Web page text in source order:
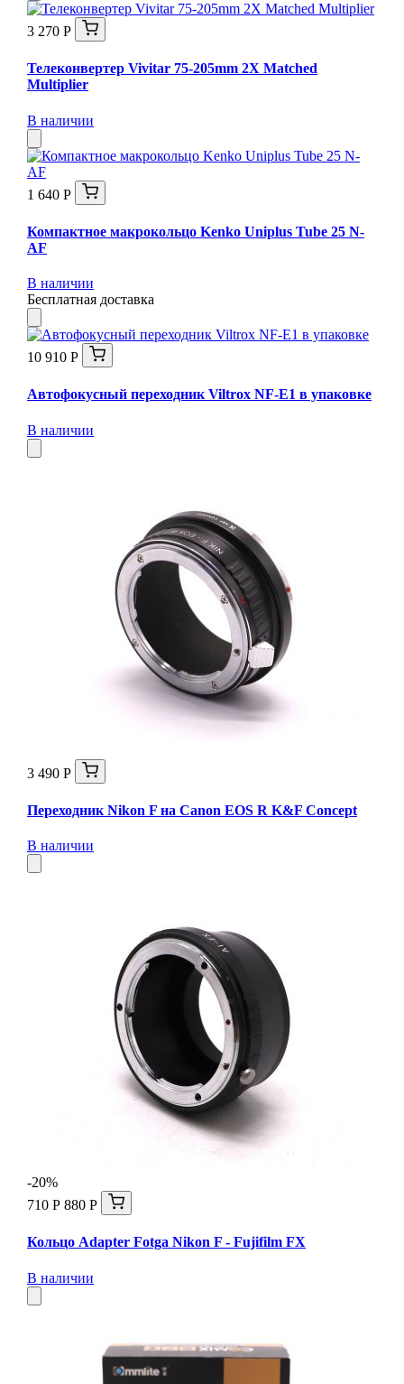
3 270 Р
Телеконвертер Vivitar 75-205mm 2X Matched
Multiplier
В наличии
1 640 Р
Компактное макрокольцо Kenko Uniplus Tube 25 N-
AF
В наличии
Бесплатная доставка
10 910 Р
Автофокусный переходник Viltrox NF-E1 в упаковке
В наличии
3 490 Р
Переходник Nikon F на Canon EOS R K&F Concept
В наличии
-20%
710 Р 880 Р
Кольцо Adapter Fotga Nikon F - Fujifilm FX
В наличии